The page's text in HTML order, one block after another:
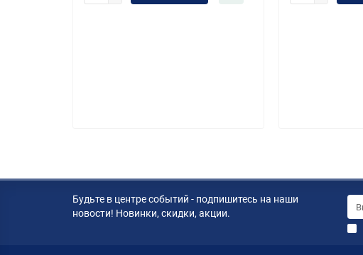
Будьте в центре событий - подпишитесь на наши
новости! Новинки, скидки, акции.